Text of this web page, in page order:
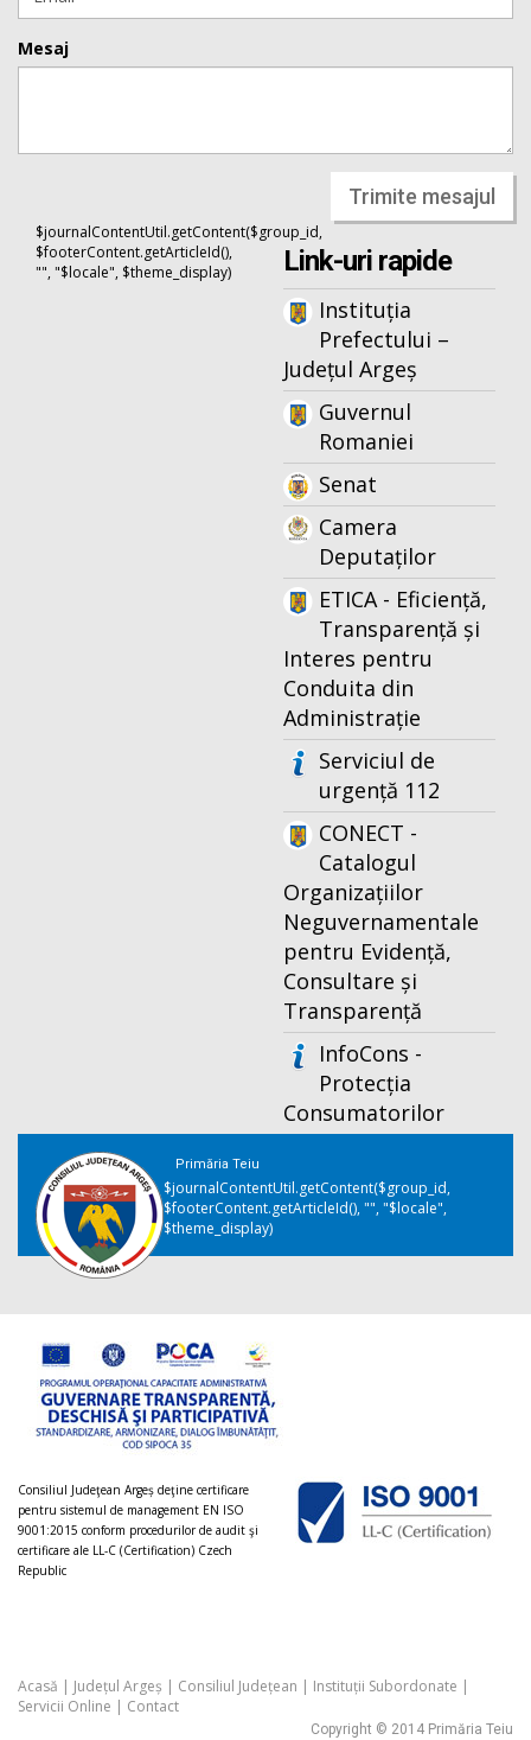
Mesaj
Trimite mesajul
$journalContentUtil.getContent($group_id,
$footerContent.getArticleId(),
"", "$locale", $theme_display)
Link-uri rapide
Instituția
Prefectului –
Județul Argeș
Guvernul
Romaniei
Senat
Camera
Deputaților
ETICA - Eficiență,
Transparență și
Interes pentru
Conduita din
Administrație
Serviciul de
urgență 112
CONECT -
Catalogul
Organizațiilor
Neguvernamentale
pentru Evidență,
Consultare și
Transparență
InfoCons -
Protecția
Consumatorilor
Primăria Teiu
$journalContentUtil.getContent($group_id,
$footerContent.getArticleId(), "", "$locale",
$theme_display)
Consiliul Judeţean Argeș deţine certificare
pentru sistemul de management EN ISO
9001:2015 conform procedurilor de audit şi
certificare ale LL-C (Certification) Czech
Republic
Acasă | Județul Argeș | Consiliul Județean | Instituții Subordonate |
Servicii Online | Contact
Copyright © 2014 Primăria Teiu